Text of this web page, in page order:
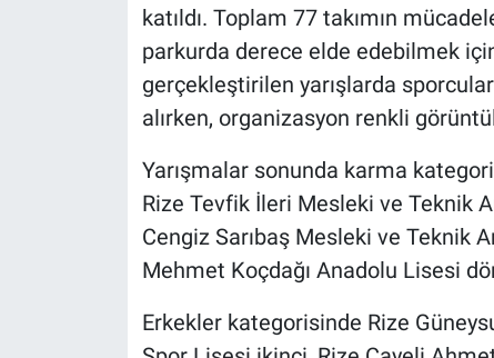
katıldı. Toplam 77 takımın
parkurda derece elde edebilmek
gerçekleştirilen yarışlarda
alırken, organizasyon renkli
Yarışmalar sonunda karma
Rize Tevfik İleri Mesleki ve Teknik
Cengiz Sarıbaş Mesleki ve Teknik
Mehmet Koçdağı Anadolu Lisesi
Erkekler kategorisinde Rize